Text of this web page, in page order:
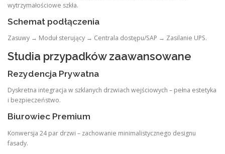
wytrzymałościowe szkła.
Schemat podłączenia
Zasuwy → Moduł sterujący → Centrala dostępu/SAP → Zasilanie UPS.
Studia przypadków zaawansowane
Rezydencja Prywatna
Dyskretna integracja w szklanych drzwiach wejściowych – pełna estetyka
i bezpieczeństwo.
Biurowiec Premium
Konwersja 24 par drzwi – zachowanie minimalistycznego designu
fasady.